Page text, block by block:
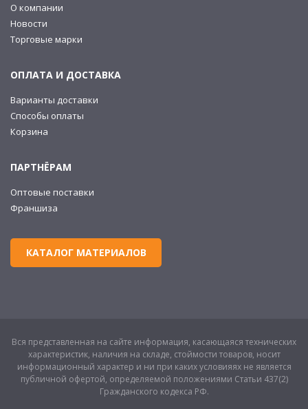
О компании
Новости
Торговые марки
ОПЛАТА И ДОСТАВКА
Варианты доставки
Способы оплаты
Корзина
ПАРТНЁРАМ
Оптовые поставки
Франшиза
КАТАЛОГ МАТЕРИАЛОВ
Вся представленная на сайте информация, касающаяся технических
характеристик, наличия на складе, стоймости товаров, носит
информационный характер и ни при каких условияях не является
публичной офертой, определяемой положениями Статьи 437(2)
Гражданского кодекса РФ.